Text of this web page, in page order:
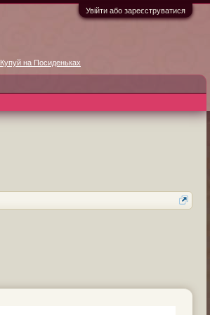
Увійти або зареєструватися
Купуй на Посиденьках